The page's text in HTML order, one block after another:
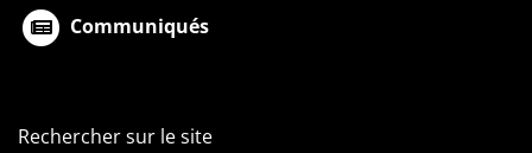
Communiqués
Rechercher sur le site